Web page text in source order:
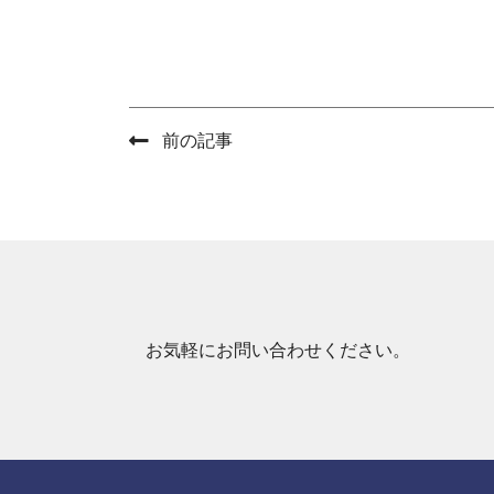
前の記事
お気軽にお問い合わせください。